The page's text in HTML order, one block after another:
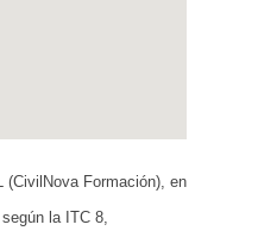
(CivilNova Formación), en
la ITC 8,